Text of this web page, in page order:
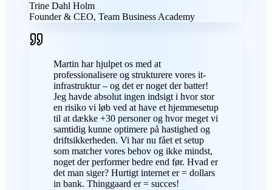
Trine Dahl Holm
Founder & CEO, Team Business Academy
Martin har hjulpet os med at
professionalisere og strukturere vores it-
infrastruktur – og det er noget der batter!
Jeg havde absolut ingen indsigt i hvor stor
en risiko vi løb ved at have et hjemmesetup
til at dække +30 personer og hvor meget vi
samtidig kunne optimere på hastighed og
driftsikkerheden. Vi har nu fået et setup
som matcher vores behov og ikke mindst,
noget der performer bedre end før. Hvad er
det man siger? Hurtigt internet er = dollars
in bank. Thinggaard er = succes!